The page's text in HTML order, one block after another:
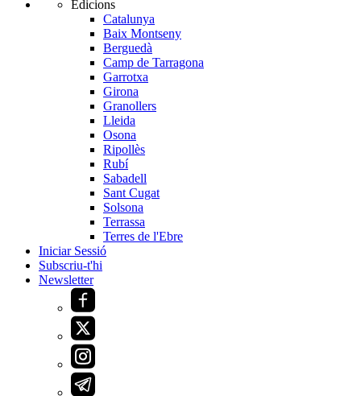
Edicions
Catalunya
Baix Montseny
Berguedà
Camp de Tarragona
Garrotxa
Girona
Granollers
Lleida
Osona
Ripollès
Rubí
Sabadell
Sant Cugat
Solsona
Terrassa
Terres de l'Ebre
Iniciar Sessió
Subscriu-t'hi
Newsletter